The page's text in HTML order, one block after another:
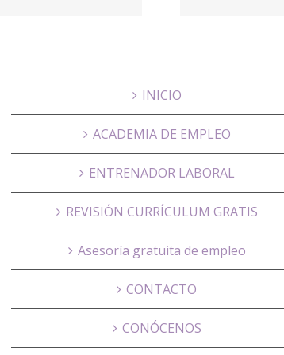
INICIO
ACADEMIA DE EMPLEO
ENTRENADOR LABORAL
REVISIÓN CURRÍCULUM GRATIS
Asesoría gratuita de empleo
CONTACTO
CONÓCENOS